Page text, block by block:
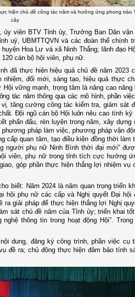
hiện chủ đề công tác năm và hưởng ứng phong trào
cây
viên BTV Tỉnh ủy, Trưởng Ban Dân vận
uỷ, UBMTTQVN và các đoàn thể chính
Hoa Lư và xã Ninh Thắng; lãnh đạo
cán bộ hội viên, phụ nữ.
đã thực hiện hiệu quả chủ đề năm 2023
đổi mới, sáng tạo, hiệu quả thực
vững mạnh, trọng tâm là nâng cao
tác năm thông qua các mô hình, phần
tăng cường công tác kiểm tra, giám sát
Đội ngũ cán bộ Hội luôn nêu cao tính kỷ
phấn đấu, rèn luyện trong năm, xây dựng
pháp làm việc, phương pháp vận
cấp quan tâm, tạo điều kiện đồng thời làm
người phụ nữ Ninh Bình thời đại mới”
viên, phụ nữ trong tỉnh tích cực hưởng
góp phần thực hiện thắng lợi nhiệm vụ
biết: Năm 2024 là năm quan trọng triển
hội phụ nữ các cấp và Nghị quyết Đại hội
giải pháp để thực hiện thắng lợi Nghị
sát chủ đề nămcủa Tỉnh ủy; triển khai
thông tin trong hoạt động Hội”.
dung, đăng ký công trình, phần việc cụ
đề ra; chủ động thực hiện đảm bảo tính